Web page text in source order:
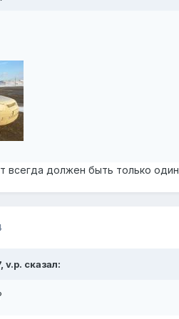
всегда должен быть только один
v.p. сказал: